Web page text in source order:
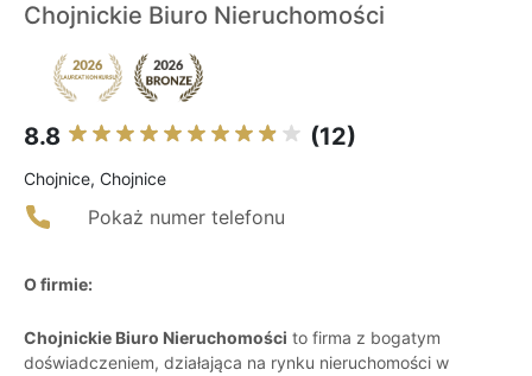
Chojnickie Biuro Nieruchomości
8.8 (12)
Chojnice, Chojnice
Pokaż numer telefonu
O firmie:
Chojnickie Biuro Nieruchomości to firma z bogatym
doświadczeniem, działająca na rynku nieruchomości w